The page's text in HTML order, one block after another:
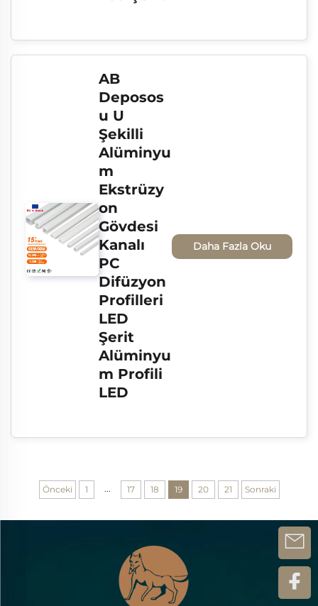
AB
Deposos
u U
Şekilli
Alüminyu
m
Ekstrüzy
on
Gövdesi
Kanalı
PC
Difüzyon
Profilleri
LED
Şerit
Alüminyu
m Profili
LED
Daha Fazla Oku
Önceki 1 ... 17 18 19 20 21 Sonraki